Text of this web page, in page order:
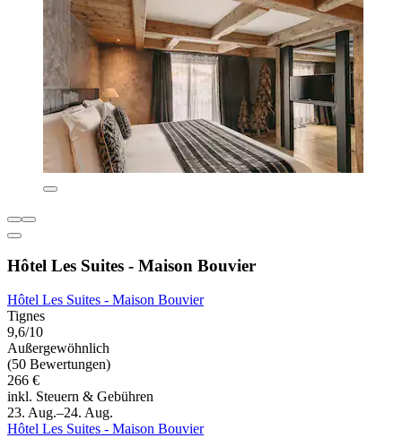
Hôtel Les Suites - Maison Bouvier
Hôtel Les Suites - Maison Bouvier
Tignes
9,6/10
Außergewöhnlich
(50 Bewertungen)
266 €
inkl. Steuern & Gebühren
23. Aug.–24. Aug.
Hôtel Les Suites - Maison Bouvier